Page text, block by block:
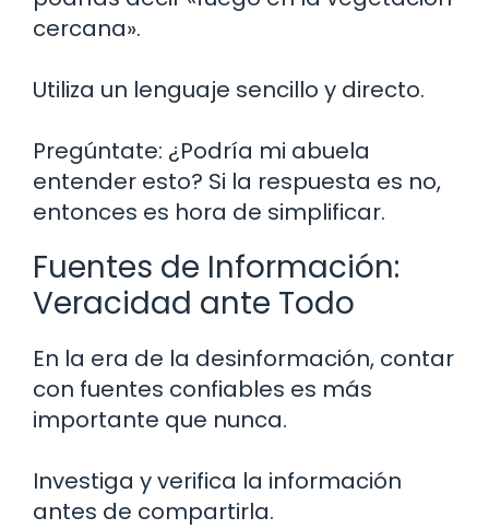
cercana».
Utiliza un lenguaje sencillo y directo.
Pregúntate: ¿Podría mi abuela
entender esto? Si la respuesta es no,
entonces es hora de simplificar.
Fuentes de Información:
Veracidad ante Todo
En la era de la desinformación, contar
con fuentes confiables es más
importante que nunca.
Investiga y verifica la información
antes de compartirla.